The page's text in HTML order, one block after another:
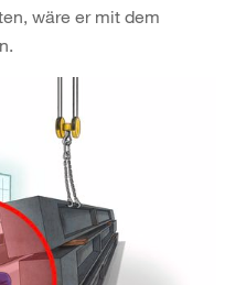
wäre er mit dem